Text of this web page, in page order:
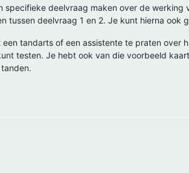
deelvraag maken over de werking
tussen deelvraag 1 en 2. Je kunt hierna
tandarts of een assistente te praten over
testen. Je hebt ook van die voorbeeld